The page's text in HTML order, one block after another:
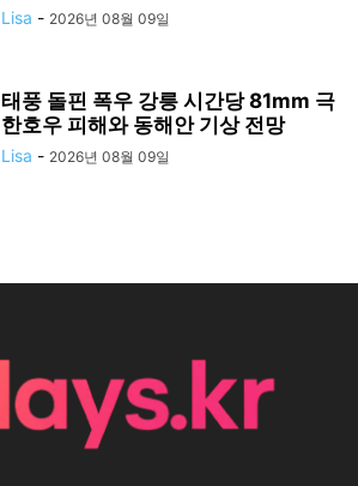
Lisa - 2026년 08월 09일
태풍 돌핀 폭우 강릉 시간당 81mm 극
한호우 피해와 동해안 기상 전망
Lisa - 2026년 08월 09일